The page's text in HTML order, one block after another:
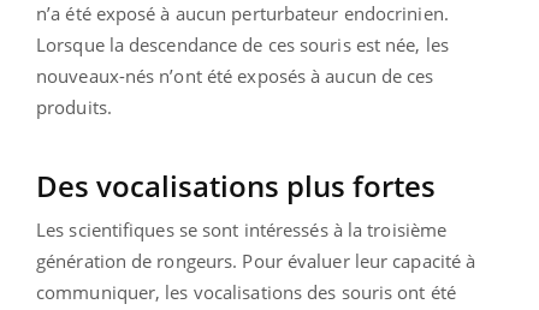
n’a été exposé à aucun perturbateur endocrinien.
Lorsque la descendance de ces souris est née, les
nouveaux-nés n’ont été exposés à aucun de ces
produits.
Des vocalisations plus fortes
Les scientifiques se sont intéressés à la troisième
génération de rongeurs. Pour évaluer leur capacité à
communiquer, les vocalisations des souris ont été